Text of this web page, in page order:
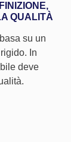
QUALITÀ
su un
In
deve